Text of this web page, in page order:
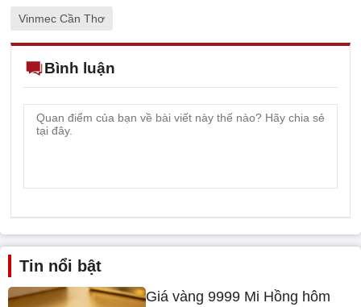
Vinmec Cần Thơ
Bình luận
Tin nổi bật
Giá vàng 9999 Mi Hồng hôm